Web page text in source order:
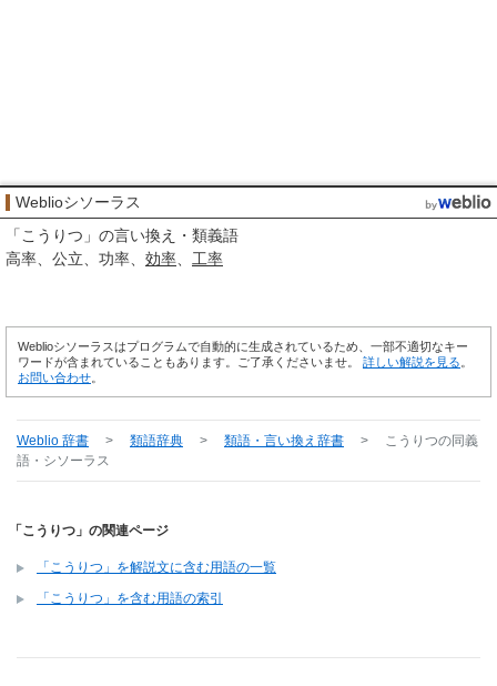
Weblioシソーラス
「こうりつ 」の言い換え・類義語
高率
公立 功率 効率 工率
Weblioシソーラスはプログラムで自動的に生成されているため、一部不適切なキー
ワードが含まれていることもあります。ご了承くださいませ。 詳しい解説を見る。
お問い合わせ。
Weblio 辞書 > 類語辞典 > 類語・言い換え辞書 > こうりつの同義
語・シソーラス
「こうりつ」の関連ページ
「こうりつ」を解説文に含む用語の一覧
「こうりつ」を含む用語の索引